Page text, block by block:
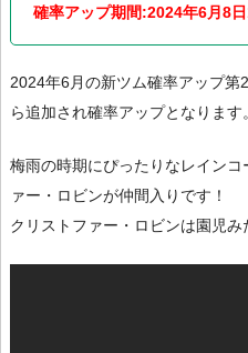
確率アップ期間:2024年6月8
2024年6月の新ツム確率アップ
ら追加され確率アップとなります。
梅雨の時期にぴったりなレイン
ァー・ロビンが仲間入りです！
クリストファー・ロビンは園児み